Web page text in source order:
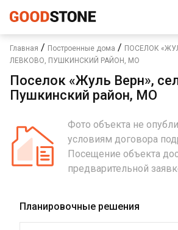
Главная / Построенные дома / ПОСЕЛОК
ЛЕВКОВО, ПУШКИНСКИЙ РАЙОН, МО
Поселок «Жуль Верн»,
Пушкинский район, МО
Фото объекта не
условиям договора
Посещение объекта
предварительной
Планировочные решения